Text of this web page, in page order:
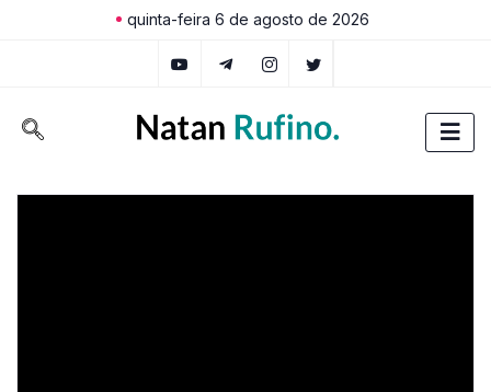
quinta-feira 6 de agosto de 2026